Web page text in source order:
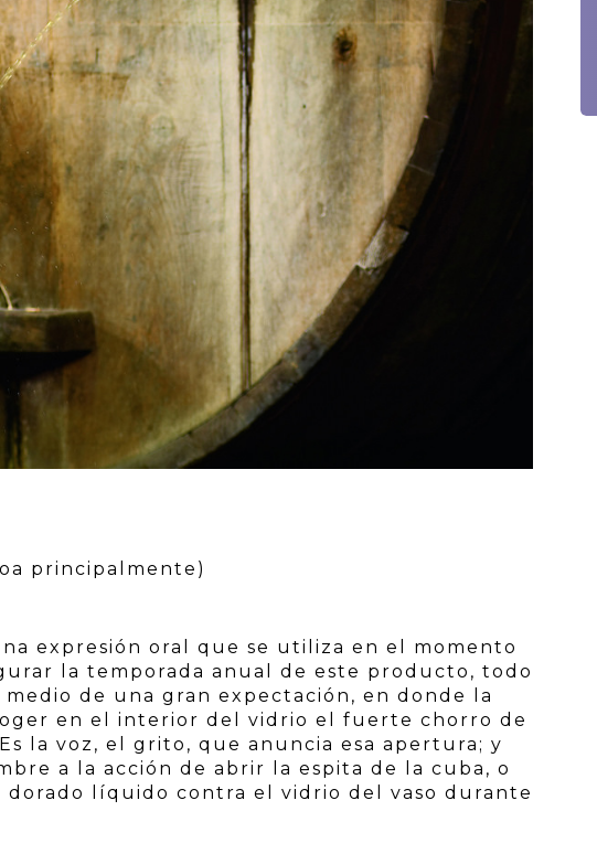
principalmente)
expresión oral que se utiliza en el momento
la temporada anual de este producto, todo
de una gran expectación, en donde la
en el interior del vidrio el fuerte chorro de
la voz, el grito, que anuncia esa apertura; y
a la acción de abrir la espita de la cuba, o
líquido contra el vidrio del vaso durante